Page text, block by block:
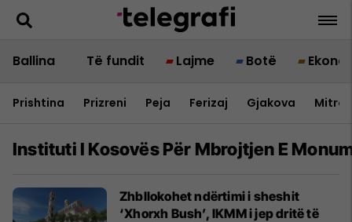
Ballina Të fundit Lajme Botë
Prishtina Prizreni Peja Ferizaj Gjakova
Instituti I Kosovës Për Mbrojtjen E
Zhbllokohet ndërtimi i sheshit
‘Xhorxh Bush’, IKMM i jep dritë të